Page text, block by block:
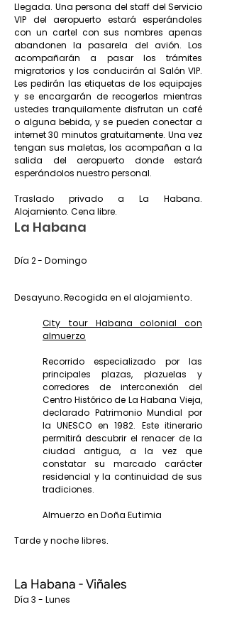
Llegada. Una persona del staff del Servicio
VIP del aeropuerto estará esperándoles
con un cartel con sus nombres apenas
abandonen la pasarela del avión. Los
acompañarán a pasar los trámites
migratorios y los conducirán al Salón VIP.
Les pedirán las etiquetas de los equipajes
y se encargarán de recogerlos mientras
ustedes tranquilamente disfrutan un café
o alguna bebida, y se pueden conectar a
internet 30 minutos gratuitamente. Una vez
tengan sus maletas, los acompañan a la
salida del aeropuerto donde estará
esperándolos nuestro personal.
Traslado privado a La Habana.
Alojamiento. Cena libre.
La Habana
Día 2 - Domingo
Desayuno. Recogida en el alojamiento.
City tour Habana colonial con
almuerzo
Recorrido especializado por las
principales plazas, plazuelas y
corredores de interconexión del
Centro Histórico de La Habana Vieja,
declarado Patrimonio Mundial por
la UNESCO en 1982. Este itinerario
permitirá descubrir el renacer de la
ciudad antigua, a la vez que
constatar su marcado carácter
residencial y la continuidad de sus
tradiciones.
Almuerzo en Doña Eutimia
Tarde y noche libres.
La Habana - Viñales
Día 3 - Lunes